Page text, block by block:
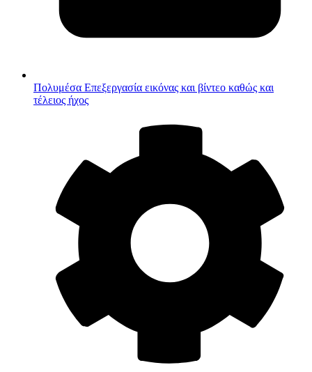
Πολυμέσα Επεξεργασία εικόνας και βίντεο καθώς και
τέλειος ήχος